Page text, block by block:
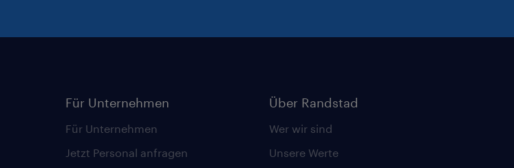
Für Unternehmen
Für Unternehmen
Jetzt Personal anfragen
Über Randstad
Wer wir sind
Unsere Werte